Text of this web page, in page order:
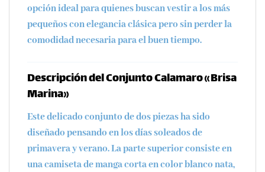
opción ideal para quienes buscan vestir a los más
pequeños con elegancia clásica pero sin perder la
comodidad necesaria para el buen tiempo.
Descripción del Conjunto Calamaro «Brisa
Marina»
Este delicado conjunto de dos piezas ha sido
diseñado pensando en los días soleados de
primavera y verano. La parte superior consiste en
una camiseta de manga corta en color blanco nata,